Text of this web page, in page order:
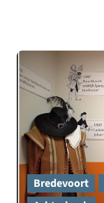
Bredevoort